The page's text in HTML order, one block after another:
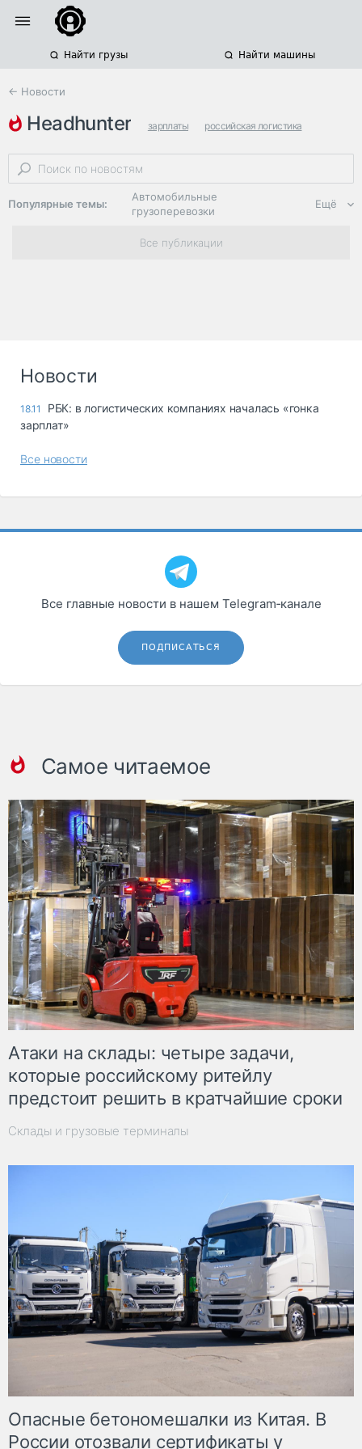
Найти грузы Найти машины
← Новости
headhunter зарплаты российская логистика
трудоустройство
Популярные темы:
Автомобильные
грузоперевозки
Региональная
логистика
опасные грузы
грузовые
Коммерческий
транспорт
Спецтехника
Автосервис,
запчасти, шины
Дзен
Ещё
Все публикации
Новости
18.11
РБК: в логистических компаниях началась «гонка
зарплат»
Все новости
Все главные новости в нашем Telegram‑канале
ПОДПИСАТЬСЯ
Самое читаемое
Атаки на склады: четыре задачи,
которые российскому ритейлу
предстоит решить в кратчайшие сроки
Склады и грузовые терминалы
Опасные бетономешалки из Китая. В
России отозвали сертификаты у